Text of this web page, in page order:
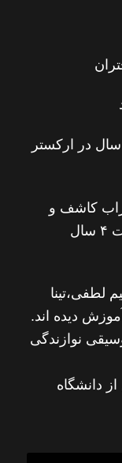
هنرستان تا الان به مدت ۸ سال در ارکستر
کاشف و
لطفی،تینا
دیده اند.
نوازندگی
دانشگاه